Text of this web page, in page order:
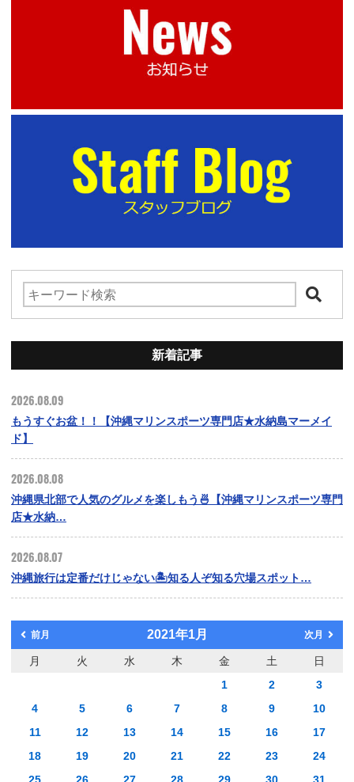
新着記事
2026.08.09
もうすぐお盆！！【沖縄マリンスポーツ専門店★水納島マーメイ
ド】
2026.08.08
沖縄県北部で人気のグルメを楽しもう🍜【沖縄マリンスポーツ専門
店★水納…
2026.08.07
沖縄旅行は定番だけじゃない🏝️知る人ぞ知る穴場スポット…
前月 2021年1月 次月
月 火 水 木 金 土
日
1
2
3
4
5 6 7 8 9
10
11
12 13 14 15 16
17
18
19 20 21 22 23
24
25
26 27 28 29 30 31